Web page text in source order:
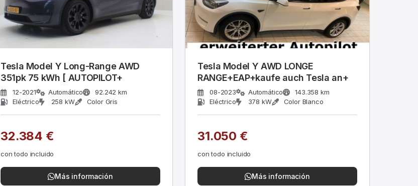
Tesla Model Y Long-Range AWD
351pk 75 kWh [ AUTOPILOT+
12-2021 Automático
92.242 km
Eléctrico
258 kW Color Gris
32.384 €
con todo incluido
Más información
Tesla Model Y AWD LONGE
RANGE+EAP+kaufe auch Tesla an+
08-2023 Automático
143.358 km
Eléctrico
378 kW Color Blanco
31.050 €
con todo incluido
Más información